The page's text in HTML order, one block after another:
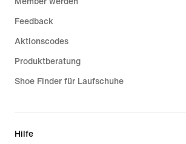
Feedback
Aktionscodes
Produktberatung
Shoe Finder für Laufschuhe
Hilfe